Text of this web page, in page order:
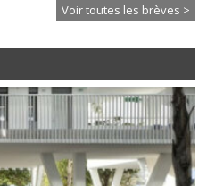
Voir toutes les brèves >